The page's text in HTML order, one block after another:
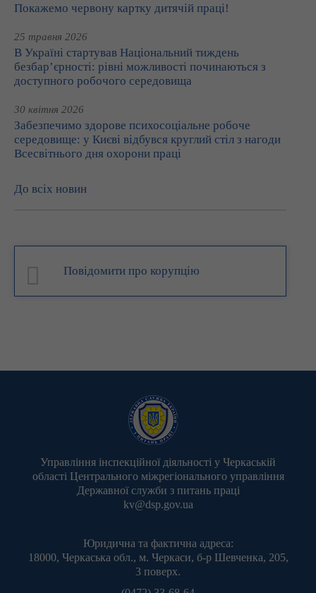
Покажемо червону картку дитячій праці!
25 травня 2026
В Україні стартував Національний тиждень
безбар’єрності: рівні можливості починаються з
доступного робочого середовища
30 квітня 2026
Забезпечимо здорове психосоціальне робоче
середовище: у Києві відбувся круглий стіл з нагоди
Всесвітнього дня охорони праці
До всіх новин
Повідомити про корупцію
Управління інспекційної діяльності у Черкаській
області Центрального міжрегіонального управління
Державної служби з питань праці
kv@dsp.gov.ua
Юридична та фактична адреса:
18000, Черкаська обл., м. Черкаси, б-р Шевченка, 205,
3 поверх.